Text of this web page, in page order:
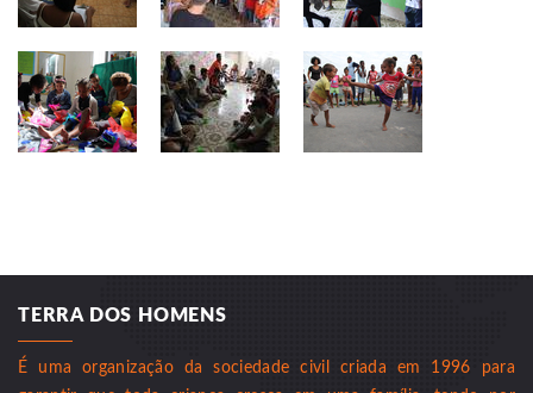
TERRA DOS HOMENS
É uma organização da sociedade civil criada em 1996 para